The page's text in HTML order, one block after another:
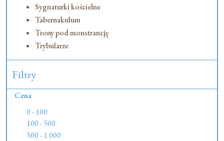
Sygnaturki kościelne
Tabernakulum
Trony pod monstrancję
Trybularze
Filtry
Cena
0 - 100
100 - 500
500 - 1 000